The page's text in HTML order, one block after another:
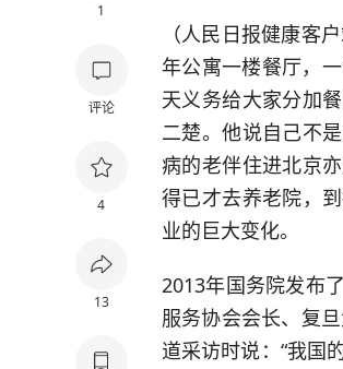
1
评论
4
13
（人民日报健康客
年公寓一楼餐厅，
天义务给大家分加
二楚。他说自己不
病的老伴住进北京
得已才去养老院，
业的巨大变化。
2013年国务院发布
服务协会会长、复
道采访时说：“我国